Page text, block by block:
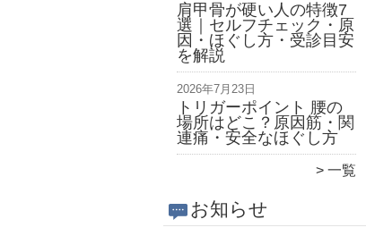
肩甲骨が硬い人の特徴7
選｜セルフチェック・原
因・ほぐし方・受診目安
を解説
2026年7月23日
トリガーポイント 腰の
場所はどこ？原因筋・関
連痛・安全なほぐし方
一覧
お知らせ